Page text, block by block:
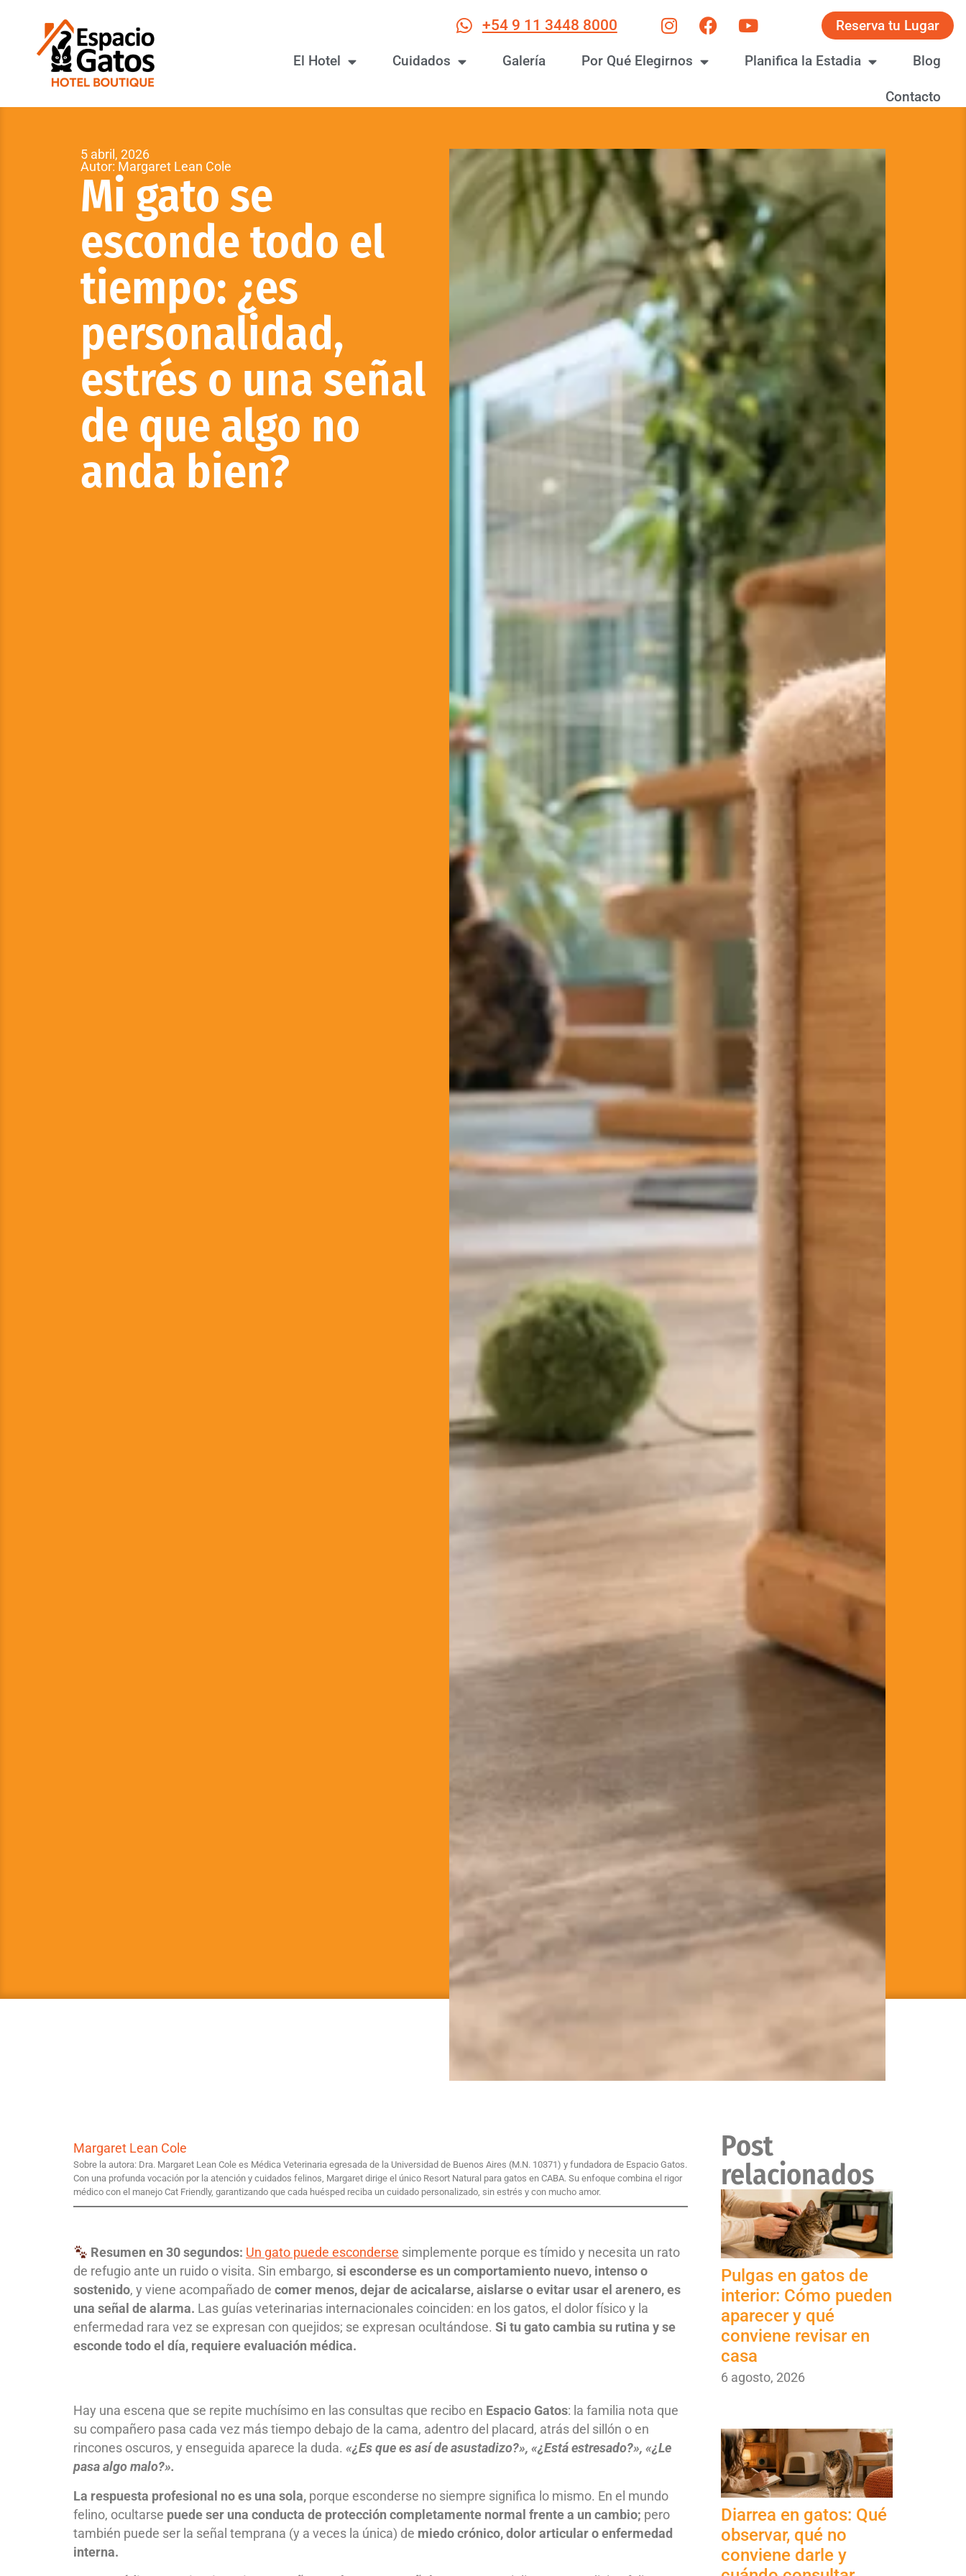
+54 9 11 3448 8000 Reserva tu Lugar
El Hotel Cuidados Galería Por Qué Elegirnos Planifica la Estadia Blog
Contacto
5 abril, 2026
Autor: Margaret Lean Cole
Mi gato se
esconde todo el
tiempo: ¿es
personalidad,
estrés o una señal
de que algo no
anda bien?
Margaret Lean Cole
Sobre la autora: Dra. Margaret Lean Cole es Médica Veterinaria egresada de la Universidad de Buenos Aires (M.N. 10371) y fundadora de Espacio Gatos.
Con una profunda vocación por la atención y cuidados felinos, Margaret dirige el único Resort Natural para gatos en CABA. Su enfoque combina el rigor
médico con el manejo Cat Friendly, garantizando que cada huésped reciba un cuidado personalizado, sin estrés y con mucho amor.
Resumen en 30 segundos: Un gato puede esconderse simplemente porque es tímido y necesita un rato
de refugio ante un ruido o visita. Sin embargo, si esconderse es un comportamiento nuevo, intenso o
sostenido, y viene acompañado de comer menos, dejar de acicalarse, aislarse o evitar usar el arenero, es
una señal de alarma. Las guías veterinarias internacionales coinciden: en los gatos, el dolor físico y la
enfermedad rara vez se expresan con quejidos; se expresan ocultándose. Si tu gato cambia su rutina y se
esconde todo el día, requiere evaluación médica.
Hay una escena que se repite muchísimo en las consultas que recibo en Espacio Gatos: la familia nota que
su compañero pasa cada vez más tiempo debajo de la cama, adentro del placard, atrás del sillón o en
rincones oscuros, y enseguida aparece la duda. «¿Es que es así de asustadizo?», «¿Está estresado?», «¿Le
pasa algo malo?».
La respuesta profesional no es una sola, porque esconderse no siempre significa lo mismo. En el mundo
felino, ocultarse puede ser una conducta de protección completamente normal frente a un cambio; pero
también puede ser la señal temprana (y a veces la única) de miedo crónico, dolor articular o enfermedad
interna.
Post
relacionados
Pulgas en gatos de
interior: Cómo pueden
aparecer y qué
conviene revisar en
casa
6 agosto, 2026
Diarrea en gatos: Qué
observar, qué no
conviene darle y